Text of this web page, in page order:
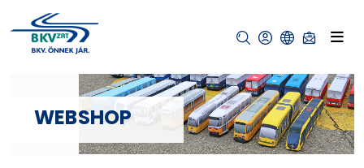
WEBSHOP